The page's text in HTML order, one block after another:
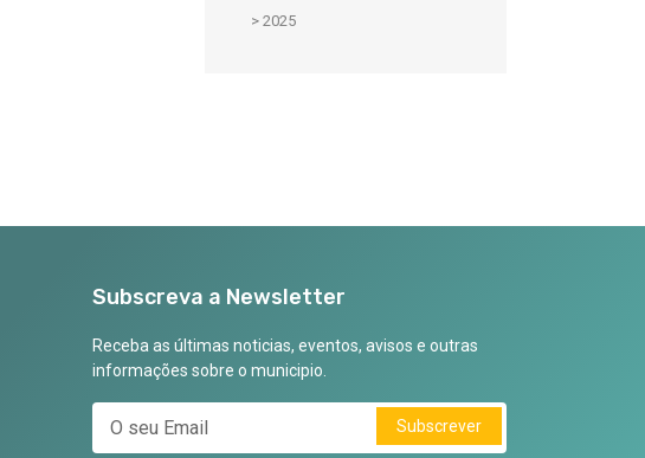
> 2025
Subscreva a Newsletter
Receba as últimas noticias, eventos, avisos e outras
informações sobre o municipio.
Subscrever